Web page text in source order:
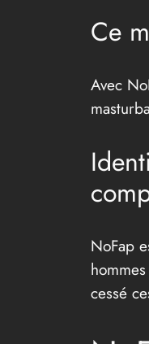
Ce
Avec
NoFap
cessé